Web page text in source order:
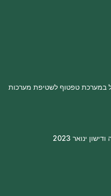
במערכת טפטוף לשטיפת מערכות
ינואר 2023